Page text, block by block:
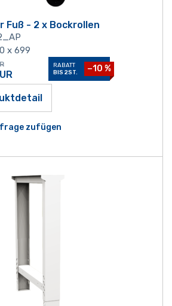
Fuß - 2 x Bockrollen
x 699
RABATT
BIS 2ST.
−10 %
zufügen